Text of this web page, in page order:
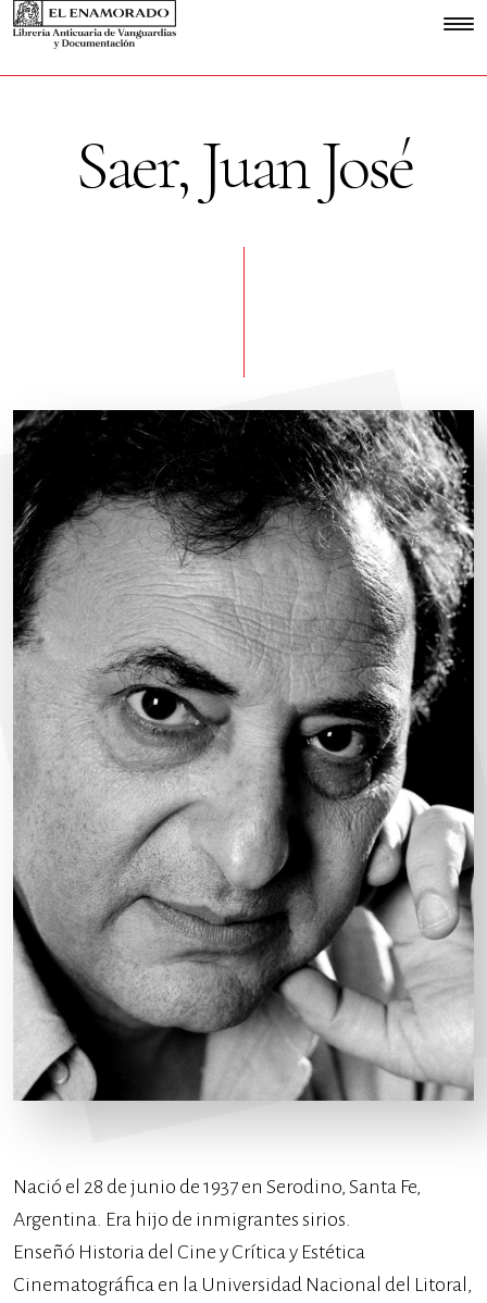
Saer, Juan José
Nació el 28 de junio de 1937 en Serodino, Santa Fe,
Argentina. Era hijo de inmigrantes sirios.
Enseñó Historia del Cine y Crítica y Estética
Cinematográfica en la Universidad Nacional del Litoral,